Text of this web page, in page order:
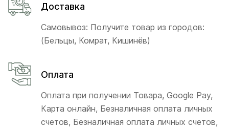
Доставка
Самовывоз: Получите товар из городов:
(Бельцы, Комрат, Кишинёв)
Оплата
Оплата при получении Товара, Google Pay,
Карта онлайн, Безналичная оплата личных
счетов, Безналичная оплата личных счетов,